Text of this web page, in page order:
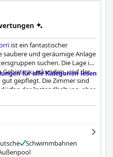
ist ein fantastischer
saubere und geräumige Anlage
suchen. Die Lage ist
zu erkunden, und der
gepflegt. Die Zimmer sind
der Instandhaltung, aber
Das Personal ist
und tut alles, um den
zu ermöglichen. Der
Wasserelementen und
mit Kindern werden den
und den Pool mit dem
ist das
für alle Kategorien lesen
Schwimmbahnen